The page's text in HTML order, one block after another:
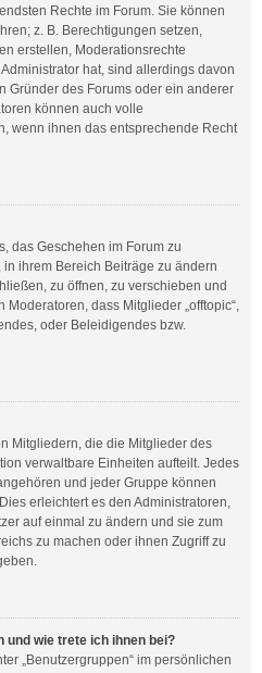
Rechte im Forum. Sie können
z. B. Berechtigungen setzen,
erstellen, Moderationsrechte
hat, sind allerdings davon
Gründer des Forums oder ein anderer
können auch volle
wenn ihnen das entsprechende Recht
das Geschehen im Forum zu
ihrem Bereich Beiträge zu ändern
zu öffnen, zu verschieben und
dass Mitglieder „offtopic“,
oder Beleidigendes bzw.
Mitgliedern, die die Mitglieder des
verwaltbare Einheiten aufteilt. Jedes
und jeder Gruppe können
erleichtert es den Administratoren,
auf einmal zu ändern und sie zum
zu machen oder ihnen Zugriff zu
und wie trete ich ihnen bei?
„Benutzergruppen“ im persönlichen